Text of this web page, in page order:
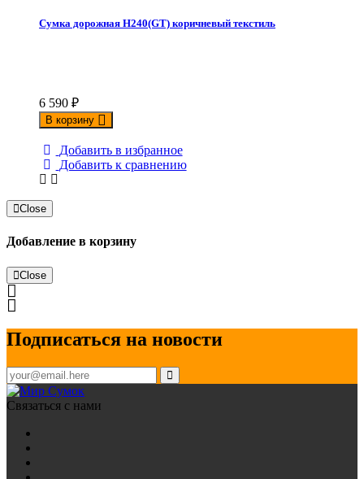
Сумка дорожная Н240(GT) коричневый текстиль
6 590 ₽
В корзину
Добавить в избранное
Добавить к сравнению
Close
Добавление в корзину
Close
Подписаться на новости
Связаться с нами